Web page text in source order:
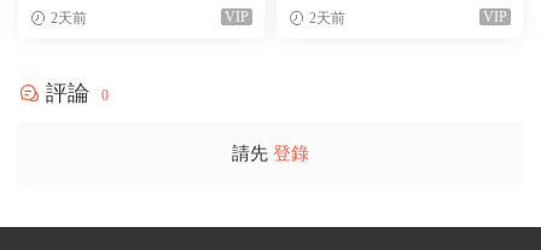
2天前 VIP
r（WEB-151M）
2天前 VIP
評論 0
請先 登錄